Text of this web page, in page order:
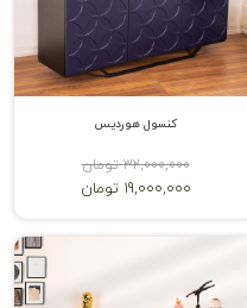
کنسول هوردیس
32,000,000 تومان
19,000,000 تومان